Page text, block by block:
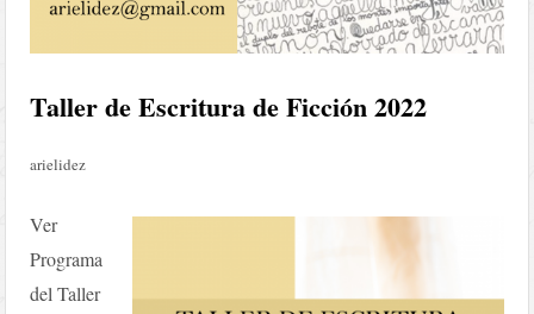
Taller de Escritura de Ficción 2022
arielidez
Ver
Programa
del Taller